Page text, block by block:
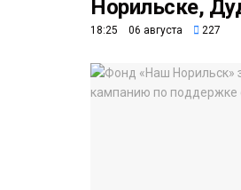
Норильске,
18:25 06 августа 227